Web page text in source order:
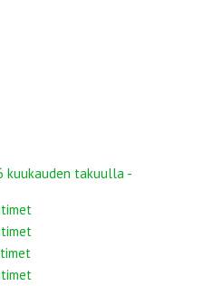
kuukauden takuulla -